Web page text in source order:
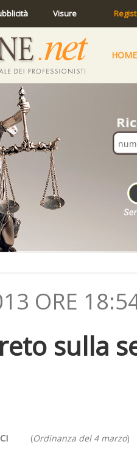
Visure
HOME
ORE
sulla
(Ordinanza del 4 marzo)